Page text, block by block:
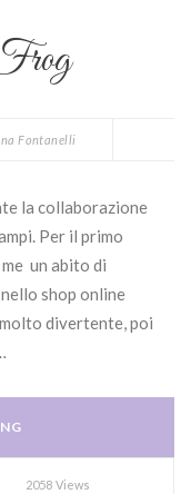
Fontanelli
la collaborazione
Per il primo
un abito di
shop online
divertente, poi
2058 Views